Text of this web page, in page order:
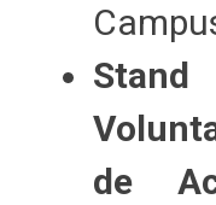
Stand
de